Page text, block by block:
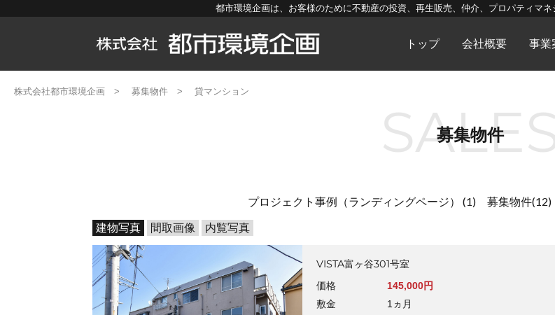
都市環境企画は、お客様のために不動産の投資、再生販売、仲介、プロパティマネ
トップ 会社概要 事業
株式会社都市環境企画 > 募集物件 > 貸マンション
募集物件
プロジェクト事例（ランディングページ） (1) 募集物件(12)
建物写真 間取画像 内覧写真
VISTA富ヶ谷301号室
価格 145,000円
敷金
1ヵ月